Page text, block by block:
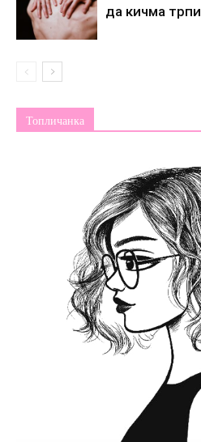
да кичма трпи
Топличанка